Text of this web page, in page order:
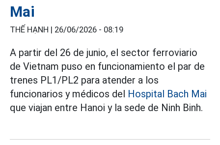
Mai
THẾ HẠNH | 26/06/2026 - 08:19
A partir del 26 de junio, el sector ferroviario
de Vietnam puso en funcionamiento el par de
trenes PL1/PL2 para atender a los
funcionarios y médicos del Hospital Bach Mai
que viajan entre Hanoi y la sede de Ninh Binh.